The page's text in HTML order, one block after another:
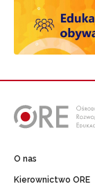
O nas
Kierownictwo ORE